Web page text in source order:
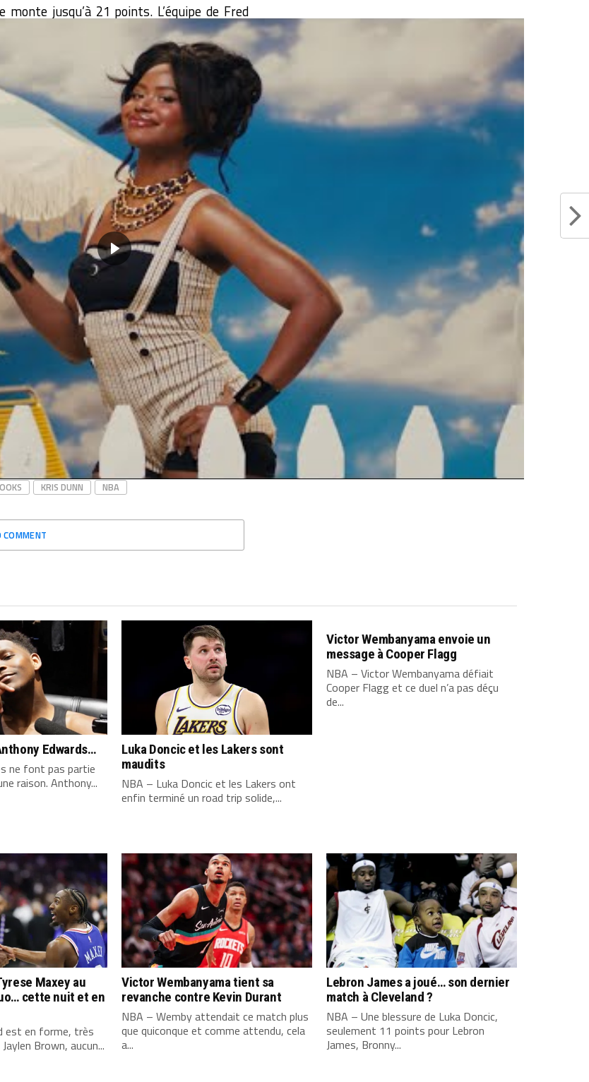
jusqu’à 21 points. L’équipe de Fred
en se faisant rejoindre au score. Elle
on fire, lui qui plantera 20 de ses 29
se mettent à bien jouer mais pas
money-time clora l’affaire !
Le plan se passe comme prévu pour
qui se profile alors que les Bulls se font
Lavine ne
saison : on
à Chicago ?
La vidéo de la nuit : Dillon Brooks
veut intimider Victor Wembanyama
octobre 27, 2024
Dans "Actualités"
KRIS DUNN NBA
COMMENT
Edwards…
ne font pas partie
raison. Anthony...
Luka Doncic et les Lakers sont
maudits
NBA – Luka Doncic et les Lakers ont
enfin terminé un road trip solide,...
Victor Wembanyama envoie un
message à Cooper Flagg
NBA – Victor Wembanyama défiait
Cooper Flagg et ce duel n’a pas déçu
de...
Maxey au
cette nuit et en
est en forme, très
Brown, aucun...
Victor Wembanyama tient sa
revanche contre Kevin Durant
NBA – Wemby attendait ce match plus
que quiconque et comme attendu, cela
a...
Lebron James a joué… son dernier
match à Cleveland ?
NBA – Une blessure de Luka Doncic,
seulement 11 points pour Lebron
James, Bronny...